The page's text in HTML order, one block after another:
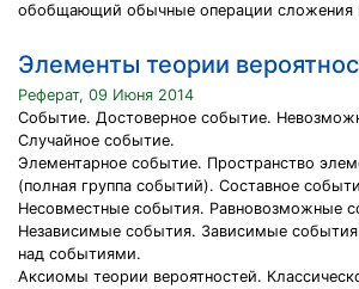
обобщающий обычные операции сложения
Элементы теории
Реферат, 09 Июня 2014
Событие. Достоверное событие.
Случайное событие.
Элементарное событие. Пространство
(полная группа событий). Составное
Несовместные события. Равновозможные
Независимые события. Зависимые
над событиями.
Аксиомы теории вероятностей.